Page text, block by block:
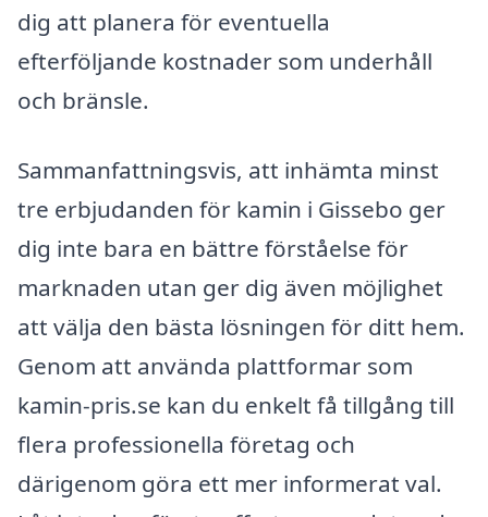
dig att planera för eventuella
efterföljande kostnader som underhåll
och bränsle.
Sammanfattningsvis, att inhämta minst
tre erbjudanden för kamin i Gissebo ger
dig inte bara en bättre förståelse för
marknaden utan ger dig även möjlighet
att välja den bästa lösningen för ditt hem.
Genom att använda plattformar som
kamin-pris.se kan du enkelt få tillgång till
flera professionella företag och
därigenom göra ett mer informerat val.